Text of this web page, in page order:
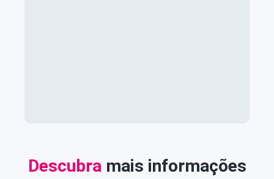
Descubra mais informações